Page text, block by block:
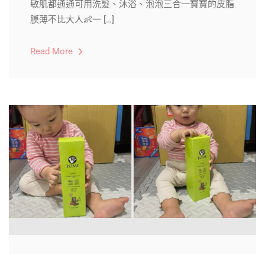
敏肌都通通可用洗髮、沐浴、泡泡三合一寶寶的皮脂
膜薄不比大人👶一 […]
Read More